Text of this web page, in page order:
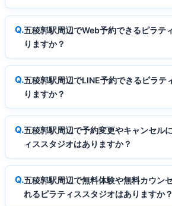
五稜郭駅周辺でWeb予約できるピラテ
りますか？
五稜郭駅周辺でLINE予約できるピラテ
りますか？
五稜郭駅周辺で予約変更やキャンセル
ィススタジオはありますか？
五稜郭駅周辺で無料体験や無料カウン
れるピラティススタジオはありますか？